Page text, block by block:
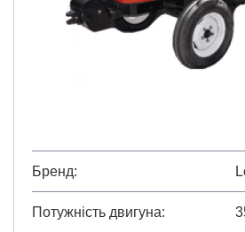
Бренд
Потужність двигуна